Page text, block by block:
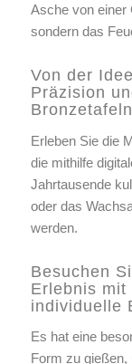
Asche von einer
sondern das
Von der
Präzision
Bronzetafeln
Erleben Sie die
die mithilfe
Jahrtausende
oder das
werden.
Besuchen
Erlebnis
individuelle
Es hat eine
Form zu gießen,